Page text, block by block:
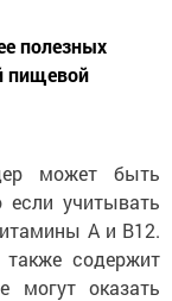
полезных
пищевой
может быть
если учитывать
А и В12.
содержит
оказать